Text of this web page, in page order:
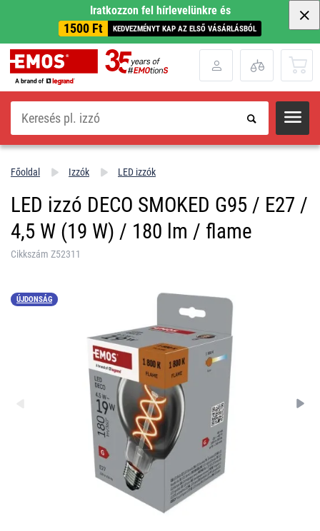
Iratkozzon fel hírlevelünkre és
1500 Ft KEDVEZMÉNYT KAP AZ ELSŐ VÁSÁRLÁSBÓL
Keresés
Főoldal Izzók LED izzók
LED izzó DECO SMOKED G95 / E27 /
4,5 W (19 W) / 180 lm / flame
Cikkszám Z52311
ÚJDONSÁG